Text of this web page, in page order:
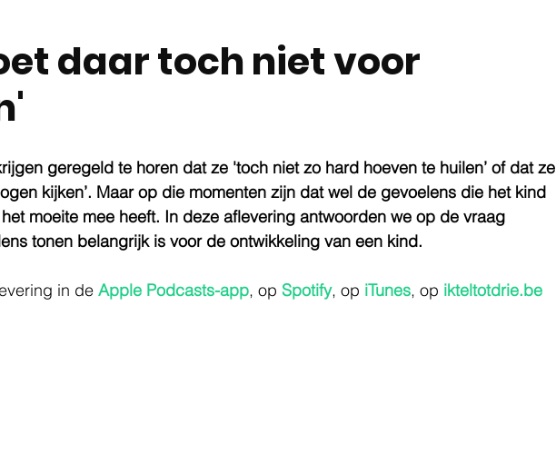
daar toch niet voor
geregeld te horen dat ze 'toch niet zo hard hoeven te huilen’ of dat ze
kijken’. Maar op die momenten zijn dat wel de gevoelens die het kind
moeite mee heeft. In deze aflevering antwoorden we op de vraag
tonen belangrijk is voor de ontwikkeling van een kind.
in de Apple Podcasts-app, op Spotify, op iTunes, op ikteltotdrie.be